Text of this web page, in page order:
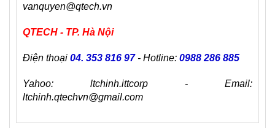
vanquyen@qtech.vn
QTECH - TP. Hà Nội
Điện thoại 04. 353 816 97- Hotline: 0988 286 885
Yahoo: ltchinh.ittcorp - Email:
ltchinh.qtechvn@gmail.com